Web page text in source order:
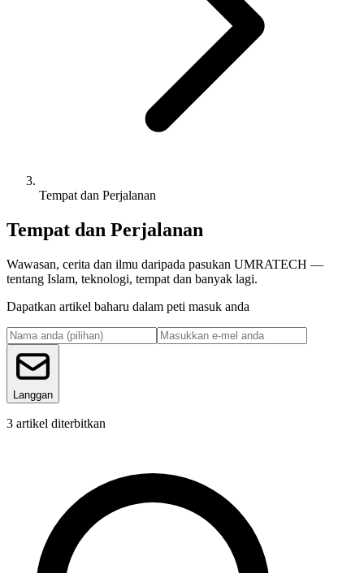
Tempat dan Perjalanan
Tempat dan Perjalanan
Wawasan, cerita dan ilmu daripada pasukan UMRATECH —
tentang Islam, teknologi, tempat dan banyak lagi.
Dapatkan artikel baharu dalam peti masuk anda
Langgan
3 artikel diterbitkan